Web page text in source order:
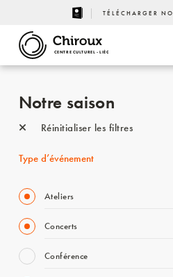
TÉLÉCHARGER
CENTRE CULTUREL - LIÈGE
Notre saison
Réinitialiser les filtres
Type d’événement
Ateliers
Concerts
Conférence